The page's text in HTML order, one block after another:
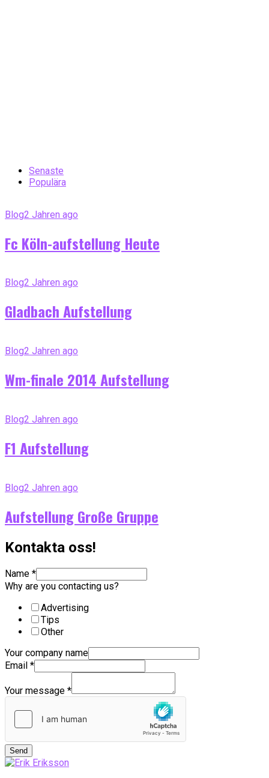
Senaste
Populära
Blog2 Jahren ago
Fc Köln-aufstellung Heute
Blog2 Jahren ago
Gladbach Aufstellung
Blog2 Jahren ago
Wm-finale 2014 Aufstellung
Blog2 Jahren ago
F1 Aufstellung
Blog2 Jahren ago
Aufstellung Große Gruppe
Kontakta oss!
Name *
Why are you contacting us?
Advertising
Tips
Other
Your company name
Email *
Your message *
Send